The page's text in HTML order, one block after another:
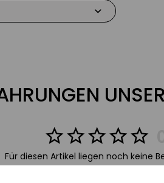
verfeinerten Teint
– auch bei zu
Für diesen Artikel liegen noch keine